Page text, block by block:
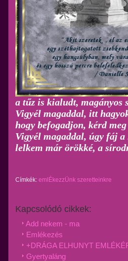
a tűz is kialudt, magányos
Vigyél magaddal, itt
hogy befogadjon, kérd
Vigyél magaddal, úgy fáj a
lelkem már örökké, a
Címkék: emlÉkezzÜnk szeretteinkre
Kapcsolódó cikkek:
Add nekem - ma
Emlékezés
+DRÁGA ELHUNYT
Gyertyaláng